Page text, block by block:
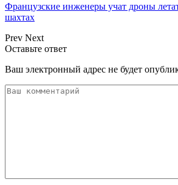
Французские инженеры учат дроны
шахтах
Prev Next
Оставьте ответ
Ваш электронный адрес не будет